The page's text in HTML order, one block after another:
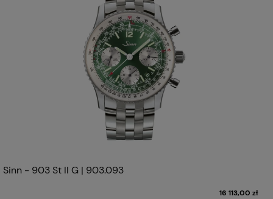
Sinn - 903 St II G | 903.093
16 113,00 zł